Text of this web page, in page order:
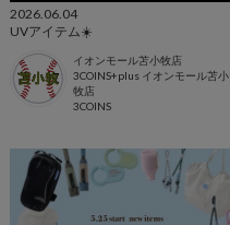
2026.06.04
UVアイテム☀️
イオンモール苫小牧店
3COINS+plus イオンモール苫小
牧店
3COINS